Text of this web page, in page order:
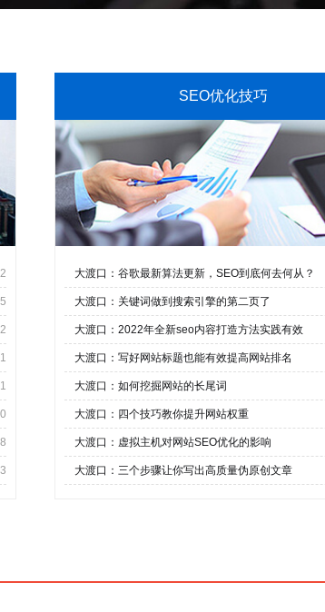
SEO优化技巧
大渡口：谷歌最新算法更新，SEO到底何去何从？
大渡口：关键词做到搜索引擎的第二页了
大渡口：2022年全新seo内容打造方法实践有效
大渡口：写好网站标题也能有效提高网站排名
大渡口：如何挖掘网站的长尾词
大渡口：四个技巧教你提升网站权重
大渡口：虚拟主机对网站SEO优化的影响
大渡口：三个步骤让你写出高质量伪原创文章